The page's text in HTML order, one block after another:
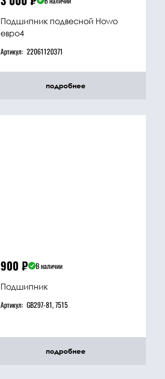
Подшипник подвесной Howo
евро4
Артикул: 22061120371
подробнее
900 ₽
В наличии
Подшипник
Артикул: GB297-81, 7515
подробнее